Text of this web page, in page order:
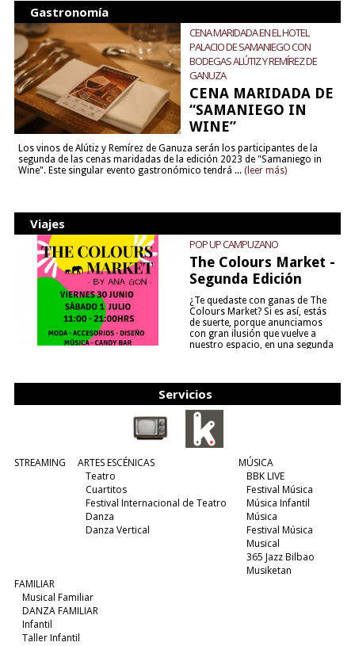
Gastronomía
CENA MARIDADA EN EL HOTEL
PALACIO DE SAMANIEGO CON
BODEGAS ALÚTIZ Y REMÍREZ DE
GANUZA
CENA MARIDADA DE
“SAMANIEGO IN
WINE”
Los vinos de Alútiz y Remírez de Ganuza serán los participantes de la
segunda de las cenas maridadas de la edición 2023 de "Samaniego in
Wine". Este singular evento gastronómico tendrá ... (leer más)
Viajes
POP UP CAMPUZANO
The Colours Market -
Segunda Edición
¿Te quedaste con ganas de The
Colours Market? Si es así, estás
de suerte, porque anunciamos
con gran ilusión que vuelve a
nuestro espacio, en una segunda
Servicios
STREAMING
ARTES ESCÉNICAS
Teatro
Cuartitos
Festival Internacional de Teatro
Danza
Danza Vertical
MÚSICA
BBK LIVE
Festival Música
Música Infantil
Música
Festival Música
Musical
365 Jazz Bilbao
Musiketan
FAMILIAR
Musical Familiar
DANZA FAMILIAR
Infantil
Taller Infantil